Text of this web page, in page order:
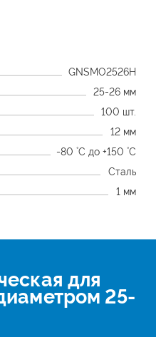
GNSMO2526H
25-26 мм
100 шт.
12 мм
-80 ˚С до +150 ˚С
Сталь
1 мм
для
25-